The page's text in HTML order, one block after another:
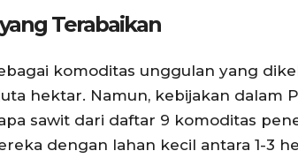
Terabaikan
komoditas unggulan yang
hektar. Namun, kebijakan dalam
sawit dari daftar 9 komoditas
dengan lahan kecil antara 1-3